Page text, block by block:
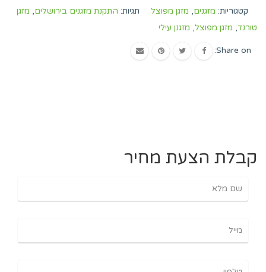
קטגוריות: מזגנים, מזגן מפוצל תגיות: התקנת מזגנים בירושלים, מזגן
טורנד, מזגן מפוצל, מזגנן עילי
Share on:
קבלת הצעת מחיר